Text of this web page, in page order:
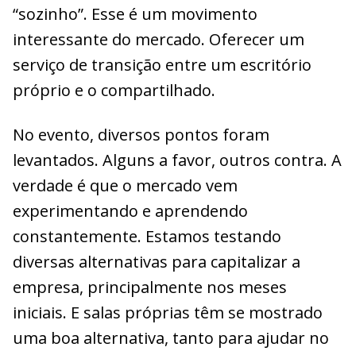
“sozinho”. Esse é um movimento
interessante do mercado. Oferecer um
serviço de transição entre um escritório
próprio e o compartilhado.
No evento, diversos pontos foram
levantados. Alguns a favor, outros contra. A
verdade é que o mercado vem
experimentando e aprendendo
constantemente. Estamos testando
diversas alternativas para capitalizar a
empresa, principalmente nos meses
iniciais. E salas próprias têm se mostrado
uma boa alternativa, tanto para ajudar no